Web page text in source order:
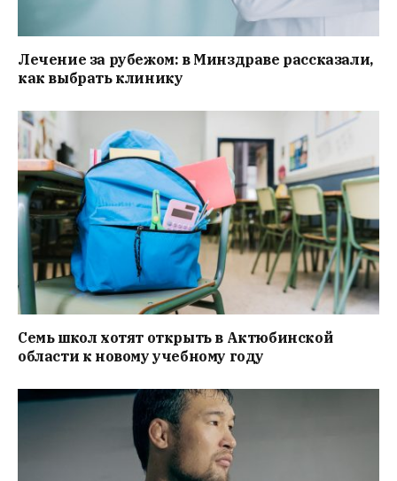
Лечение за рубежом: в Минздраве рассказали,
как выбрать клинику
Семь школ хотят открыть в Актюбинской
области к новому учебному году